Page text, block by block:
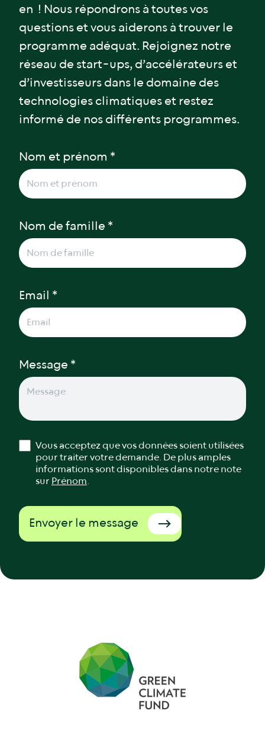
en ! Nous répondrons à toutes vos
questions et vous aiderons à trouver le
programme adéquat. Rejoignez notre
réseau de start-ups, d’accélérateurs et
d’investisseurs dans le domaine des
technologies climatiques et restez
informé de nos différents programmes.
Nom et prénom *
Nom de famille *
Email *
Message *
Vous acceptez que vos données soient utilisées
pour traiter votre demande. De plus amples
informations sont disponibles dans notre note
sur Prénom.
Envoyer le message